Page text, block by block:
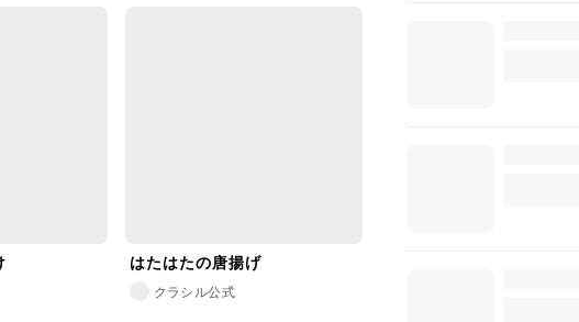
はたはたの唐揚げ
クラシル公式